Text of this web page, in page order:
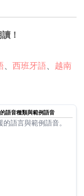
！
、 西班牙語、 越南
語音種類與範例語音
語言與範例語音。